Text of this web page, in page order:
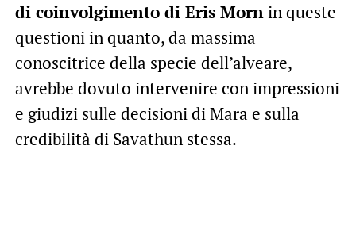
di coinvolgimento di Eris Mornin queste
questioni in quanto, da massima
conoscitrice della specie dell’alveare,
avrebbe dovuto intervenire con impressioni
e giudizi sulle decisioni di Mara e sulla
credibilità di Savathun stessa.